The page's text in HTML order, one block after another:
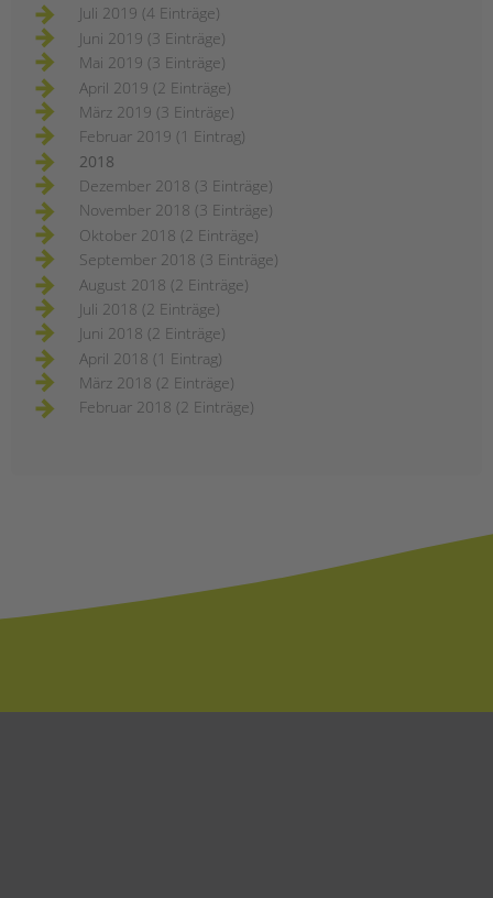
Juli 2019 (4 Einträge)
Juni 2019 (3 Einträge)
Mai 2019 (3 Einträge)
April 2019 (2 Einträge)
März 2019 (3 Einträge)
Februar 2019 (1 Eintrag)
2018
Dezember 2018 (3 Einträge)
November 2018 (3 Einträge)
Oktober 2018 (2 Einträge)
September 2018 (3 Einträge)
August 2018 (2 Einträge)
Juli 2018 (2 Einträge)
Juni 2018 (2 Einträge)
April 2018 (1 Eintrag)
März 2018 (2 Einträge)
Februar 2018 (2 Einträge)